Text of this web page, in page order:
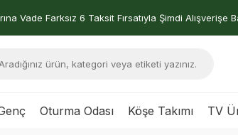
Vade Farksız 6 Taksit Fırsatıyla Şimdi Alışverişe
Oturma Odası Köşe Takımı TV